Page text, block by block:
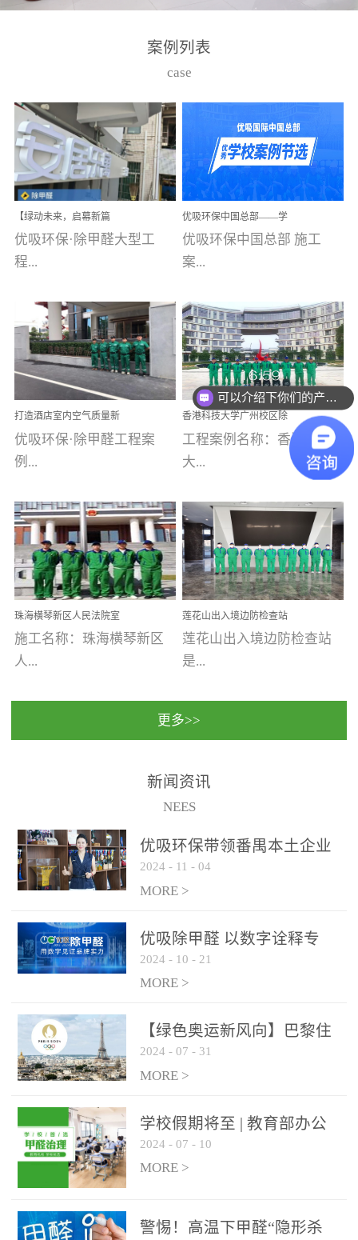
高技能的团队。汇聚了众
取得了多项产品技术专利
和多项国家版权局著作
权，获得高新技术企业称
号。生产优势自主生产自
给自足，优吸公司于2015
在广州番禺区成功建立产
品线生产基地，工厂拥有
自动化生产设备和成熟的
选择源头源材料、严控产
品质量，我们每一批的生
产产品都经过严格的质检
程序；生产车间为优吸总
部和全国分支机构生产光
触媒、净醛王、祛味剂等
优吸系列产品，保质保量
完成生产任务，确保全国
求。资质优势团队优势分
支优势优吸环保是一棵正
茁壮成长的树，只要我们
人人都爱护她、珍惜她、
她将越来越枝繁叶茂，终
将会成为一棵参天大树！
优吸环保截止2020年拥有
全国600家网点分支机构。
案例列表
case
【绿动未来，启幕新篇
章】优吸环保中标深圳安
居乐寓，超大型工装室内
空气治理项目顺利启航，
优吸环保·除甲醛大型工
程...
案例【深圳安居乐寓】室
内空气治理项目深圳安居
乐寓 深圳市安居乐寓
为深圳安居集团旗下城...
优吸环保中国总部——学
校施工案例(节选)
优吸环保中国总部 施工
案...
例(学校工装节选)广州南沙
小学(珠江湾校区)项目地
址：广州市南沙区海滨路
南沙珠江湾江门市蓬江区
禾...
打造酒店室内空气质量新
标杆——优吸环保·标杆之
作：东莞美豪雅致酒店室
内空气治理工程纪实
优吸环保·除甲醛工程案
例...
【东莞美豪雅致酒店】室
内空气治理项目东莞美豪
雅致酒店 东莞美豪雅
致酒店是为中高端人士...
香港科技大学广州校区除
甲醛项目圆满完成
工程案例名称：香港科技
大...
学广州校区室内空气治
理 工程案例地址：广
州南沙区·香港科技大学(广
州)校区 工程案...
珠海横琴新区人民法院室
内除甲醛空气治理项目
施工名称：珠海横琴新区
人...
民法院室内除甲醛空气治
保施工日期：2020年1月珠
莲花山出入境边防检查站
室内除甲醛空气治理项目
莲花山出入境边防检查站
是...
国家通过设在对外开放口
（及各出入境边防检查
更多>>
新闻资讯
NEES
优吸环保带领番禺本​土企业
勇敢破局向“新”
2024 - 11 - 04
MORE >
优吸除甲醛 以数字诠释专
业，尽显除醛品牌实力！
2024 - 10 - 21
MORE >
【绿色奥运新风向】巴黎住
宿风波：优吸环保共建健康
绿色家居
2024 - 07 - 31
MORE >
学校假期将至 | 教育部办公
厅关于加强学校新建校舍室
内空气质量管理通知
2024 - 07 - 10
MORE >
警惕！高温下甲醛“隐形杀
可以介绍下你们的产品么